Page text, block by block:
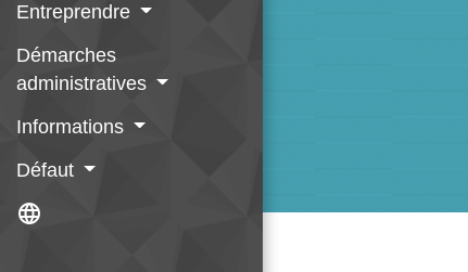
Entreprendre
Démarches
administratives
Informations
Défaut
language